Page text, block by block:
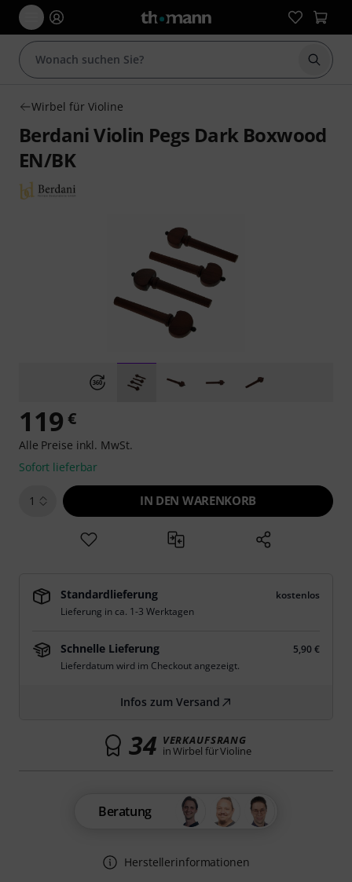
Suche
Wirbel für Violine
Berdani Violin Pegs Dark Boxwood
EN/BK
119 €
Alle Preise inkl. MwSt.
Sofort lieferbar
1 IN DEN WARENKORB
Standardlieferung
kostenlos
Lieferung in ca. 1-3 Werktagen
Schnelle Lieferung
5,90 €
Lieferdatum wird im Checkout angezeigt.
Infos zum Versand
34 VERKAUFSRANG
in Wirbel für Violine
Beratung
Herstellerinformationen